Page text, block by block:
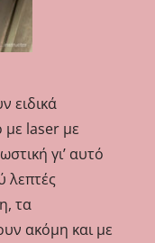
ειδικά
με laser με
γι’ αυτό
λεπτές
τα
ακόμη και με